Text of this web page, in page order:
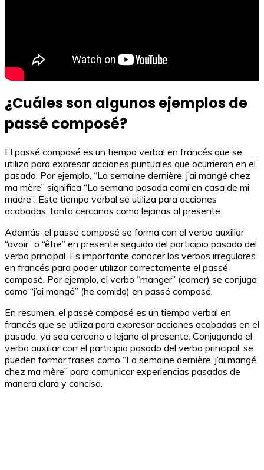
¿Cuáles son algunos ejemplos de
passé composé?
El passé composé es un tiempo verbal en francés que se
utiliza para expresar acciones puntuales que ocurrieron en el
pasado. Por ejemplo, “La semaine dernière, j’ai mangé chez
ma mère” significa “La semana pasada comí en casa de mi
madre”. Este tiempo verbal se utiliza para acciones
acabadas, tanto cercanas como lejanas al presente.
Además, el passé composé se forma con el verbo auxiliar
“avoir” o “être” en presente seguido del participio pasado del
verbo principal. Es importante conocer los verbos irregulares
en francés para poder utilizar correctamente el passé
composé. Por ejemplo, el verbo “manger” (comer) se conjuga
como “j’ai mangé” (he comido) en passé composé.
En resumen, el passé composé es un tiempo verbal en
francés que se utiliza para expresar acciones acabadas en el
pasado, ya sea cercano o lejano al presente. Conjugando el
verbo auxiliar con el participio pasado del verbo principal, se
pueden formar frases como “La semaine dernière, j’ai mangé
chez ma mère” para comunicar experiencias pasadas de
manera clara y concisa.